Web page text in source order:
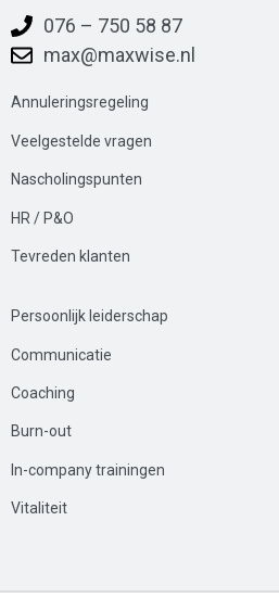
076 – 750 58 87
max@maxwise.nl
Annuleringsregeling
Veelgestelde vragen
Nascholingspunten
HR / P&O
Tevreden klanten
Persoonlijk leiderschap
Communicatie
Coaching
Burn-out
In-company trainingen
Vitaliteit